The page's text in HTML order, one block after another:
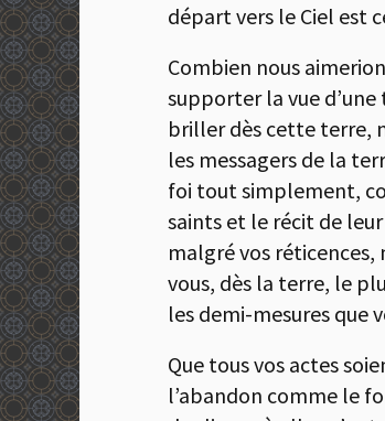
départ vers le Ciel est
Combien nous
supporter la vue d’une
briller dès cette terre,
les messagers de la
foi tout simplement,
saints et le récit de leur
malgré vos
vous, dès la terre, le
les demi-mesures que
Que tous vos actes
l’abandon comme le